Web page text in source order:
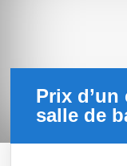
Prix
salle de